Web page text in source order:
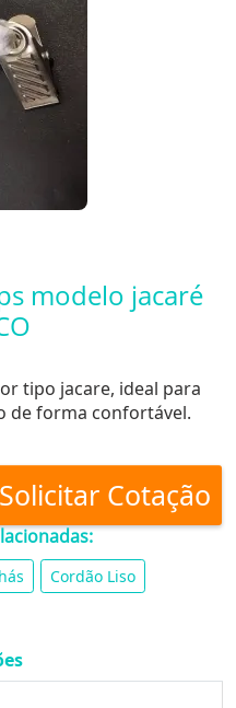
modelo jacaré
tipo jacare, ideal para
de forma confortável.
Solicitar Cotação
Cordão Liso